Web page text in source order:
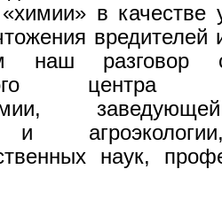
в качестве
вредителей
наш разговор
центра
и
наук,